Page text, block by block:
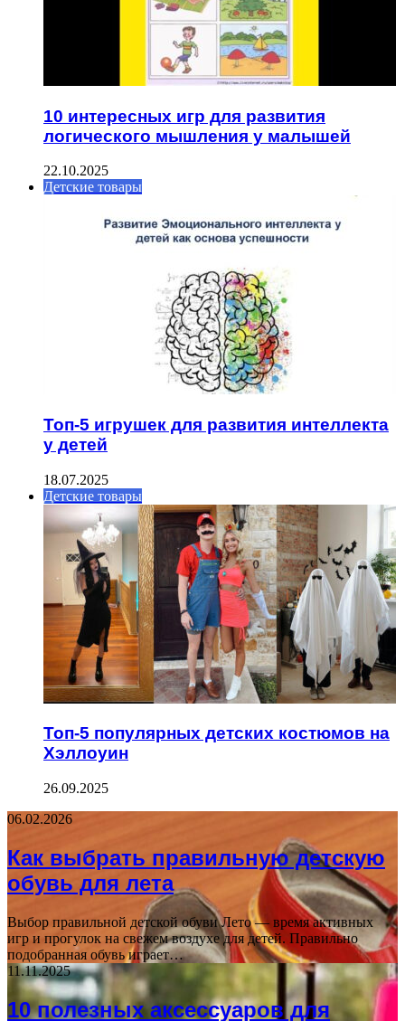
10 интересных игр для развития
логического мышления у малышей
22.10.2025
Детские товары
Топ-5 игрушек для развития интеллекта
у детей
18.07.2025
Детские товары
Топ-5 популярных детских костюмов на
Хэллоуин
26.09.2025
06.02.2026
Как выбрать правильную детскую
обувь для лета
Выбор правильной детской обуви Лето — время активных
игр и прогулок на свежем воздухе для детей. Правильно
подобранная обувь играет…
11.11.2025
10 полезных аксессуаров для